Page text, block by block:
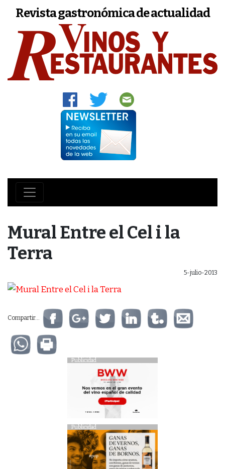
Revista gastronómica de actualidad
Mural Entre el Cel i la
Terra
5-julio-2013
Compartir...
Publicidad
Publicidad